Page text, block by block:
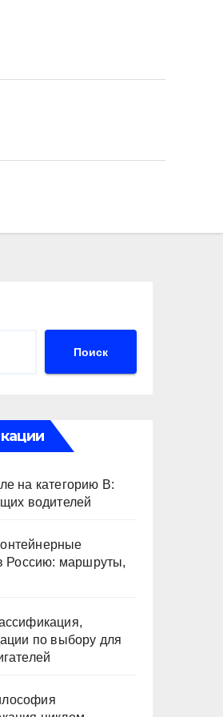
Поиск
на категорию В:
водителей
Россию: маршруты,
по выбору для